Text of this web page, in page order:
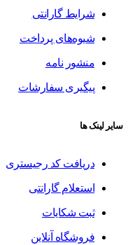
شرایط گارانتی
شیوه‌های پرداخت
منشور نامه
پیگیری سفارشات
سایر لینک ها
دریافت کد رجیستری
استعلام گارانتی
ثبت شکایات
فروشگاه آنلاین